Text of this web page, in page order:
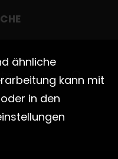
ähnliche
kann mit
in den